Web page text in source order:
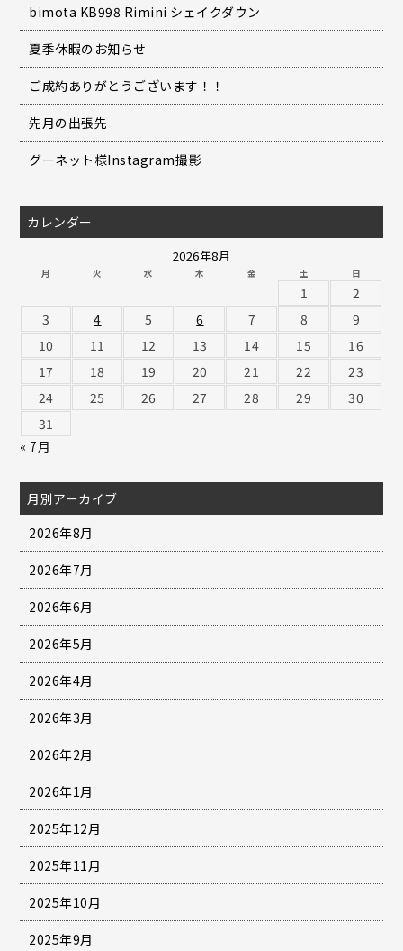
bimota KB998 Rimini シェイクダウン
夏季休暇のお知らせ
ご成約ありがとうございます！！
先月の出張先
グーネット様Instagram撮影
カレンダー
2026年8月
月 火 水 木 金 土 日
1
2
3
4 5 6 7 8
9
10
11 12 13 14 15
16
17
18 19 20 21 22
23
24
25 26 27 28 29
30
31
« 7月
月別アーカイブ
2026年8月
2026年7月
2026年6月
2026年5月
2026年4月
2026年3月
2026年2月
2026年1月
2025年12月
2025年11月
2025年10月
2025年9月